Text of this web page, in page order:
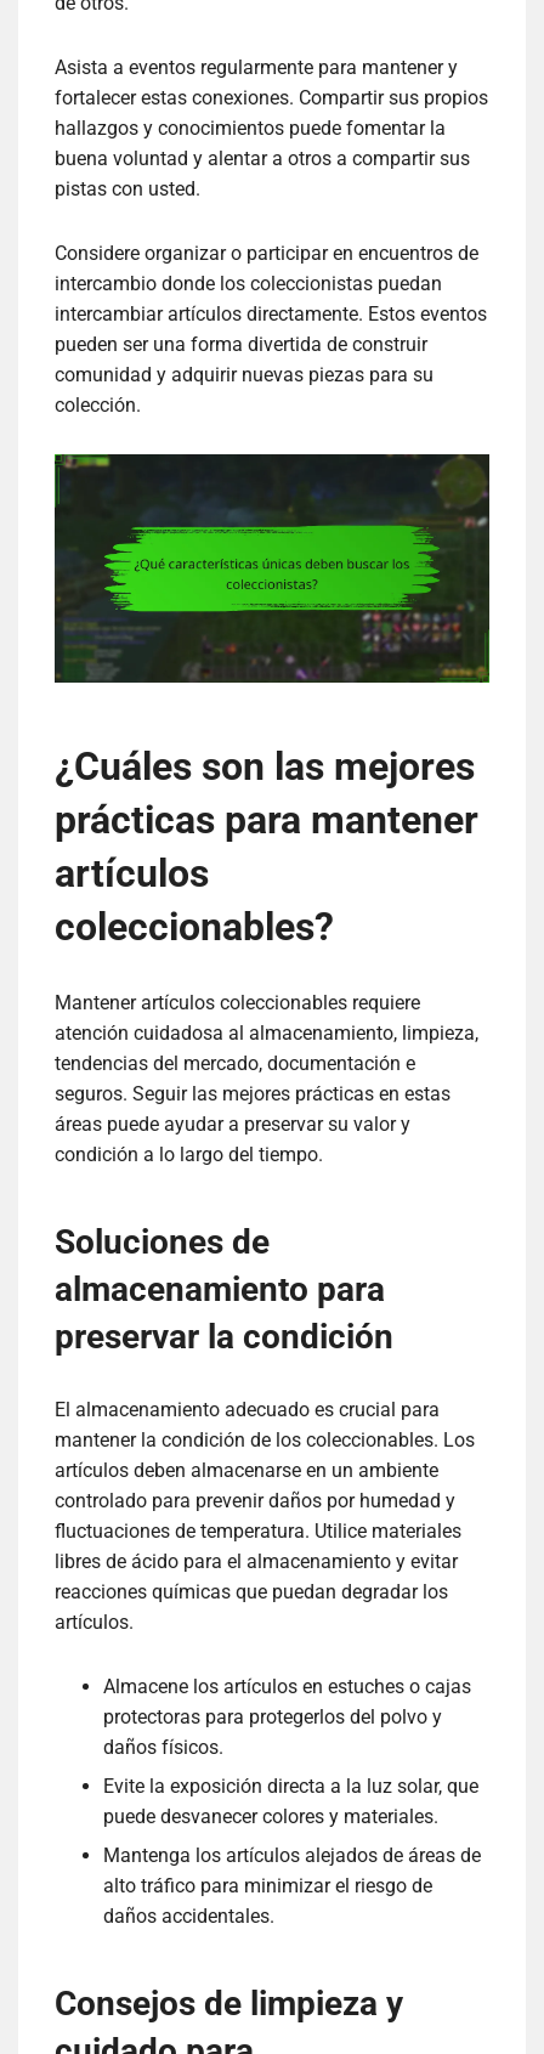
Asista a eventos regularmente para mantener y
fortalecer estas conexiones. Compartir sus propios
hallazgos y conocimientos puede fomentar la
buena voluntad y alentar a otros a compartir sus
pistas con usted.
Considere organizar o participar en encuentros de
intercambio donde los coleccionistas puedan
intercambiar artículos directamente. Estos eventos
pueden ser una forma divertida de construir
comunidad y adquirir nuevas piezas para su
colección.
¿Cuáles son las mejores
prácticas para mantener
artículos
coleccionables?
Mantener artículos coleccionables requiere
atención cuidadosa al almacenamiento, limpieza,
tendencias del mercado, documentación e
seguros. Seguir las mejores prácticas en estas
áreas puede ayudar a preservar su valor y
condición a lo largo del tiempo.
Soluciones de
almacenamiento para
preservar la condición
El almacenamiento adecuado es crucial para
mantener la condición de los coleccionables. Los
artículos deben almacenarse en un ambiente
controlado para prevenir daños por humedad y
fluctuaciones de temperatura. Utilice materiales
libres de ácido para el almacenamiento y evitar
reacciones químicas que puedan degradar los
artículos.
Almacene los artículos en estuches o cajas
protectoras para protegerlos del polvo y
daños físicos.
Evite la exposición directa a la luz solar, que
puede desvanecer colores y materiales.
Mantenga los artículos alejados de áreas de
alto tráfico para minimizar el riesgo de
daños accidentales.
Consejos de limpieza y